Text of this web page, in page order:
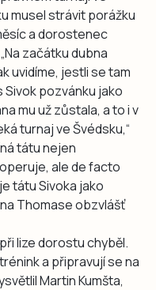
musel strávit porážku
a dorostenec
začátku dubna
uvidíme, jestli se tam
pozvánku jako
mu už zůstala, a to i v
turnaj ve Švédsku,“
tátu nejen
ale de facto
tátu Sivoka jako
Thomase obzvlášť
lize dorostu chyběl.
a připravují se na
Martin Kumšta,